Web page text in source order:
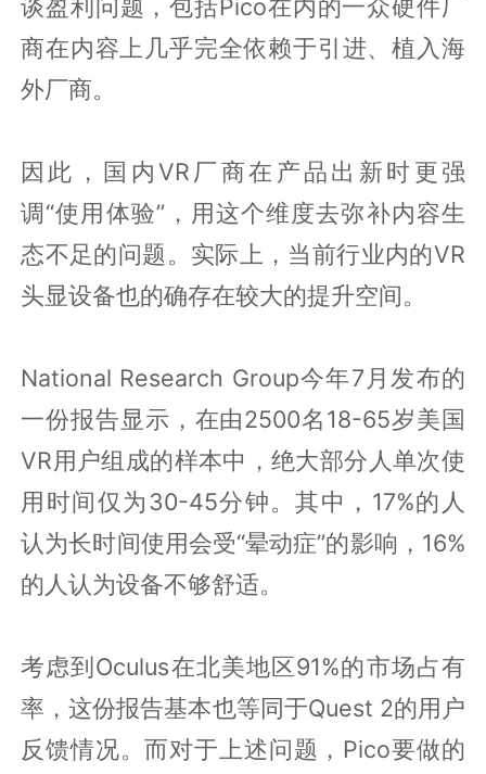
谈盈利问题，包括Pico在内的一众硬件厂
商在内容上几乎完全依赖于引进、植入海
外厂商。
因此，国内VR厂商在产品出新时更强
调“使用体验”，用这个维度去弥补内容生
态不足的问题。实际上，当前行业内的VR
头显设备也的确存在较大的提升空间。
National Research Group今年7月发布的
一份报告显示，在由2500名18-65岁美国
VR用户组成的样本中，绝大部分人单次使
用时间仅为30-45分钟。其中，17%的人
认为长时间使用会受“晕动症”的影响，16%
的人认为设备不够舒适。
考虑到Oculus在北美地区91%的市场占有
率，这份报告基本也等同于Quest 2的用户
反馈情况。而对于上述问题，Pico要做的